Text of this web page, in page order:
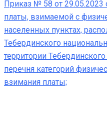
Приказ № 58 от
платы, взимаемой с
населенных пунктах,
Тебердинского
территории
перечня категорий
взимания платы;